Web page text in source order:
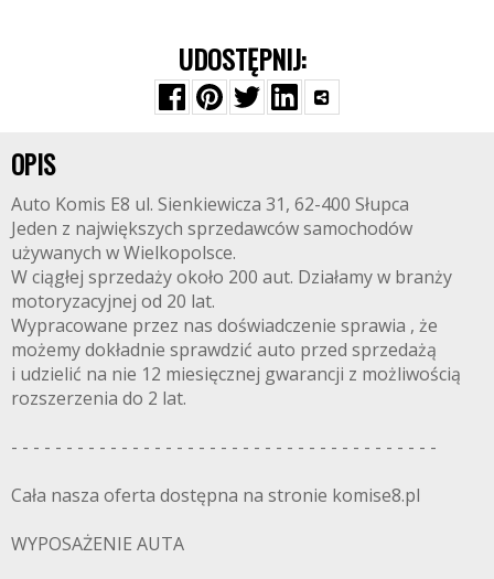
UDOSTĘPNIJ:
OPIS
Auto Komis E8 ul. Sienkiewicza 31, 62-400 Słupca
Jeden z największych sprzedawców samochodów
używanych w Wielkopolsce.
W ciągłej sprzedaży około 200 aut. Działamy w branży
motoryzacyjnej od 20 lat.
Wypracowane przez nas doświadczenie sprawia , że
możemy dokładnie sprawdzić auto przed sprzedażą
i udzielić na nie 12 miesięcznej gwarancji z możliwością
rozszerzenia do 2 lat.
- - - - - - - - - - - - - - - - - - - - - - - - - - - - - - - - - - - - - - -
Cała nasza oferta dostępna na stronie komise8.pl
WYPOSAŻENIE AUTA